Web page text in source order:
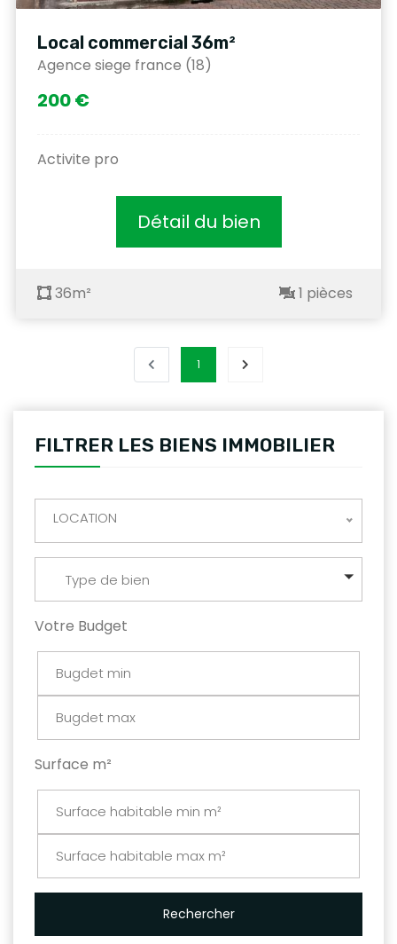
Local commercial 36m²
Agence siege france (18)
200 €
Activite pro
Détail du bien
36m² 1 pièces
1
FILTRER LES BIENS IMMOBILIER
LOCATION
Type de bien
Votre Budget
Surface m²
Rechercher